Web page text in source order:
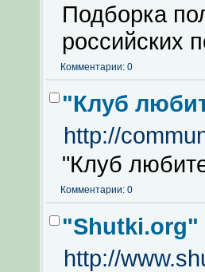
Подборка
российских
Комментарии: 0
"Клуб
http://
"Клуб
Комментарии: 0
"Shutki.org"
http://